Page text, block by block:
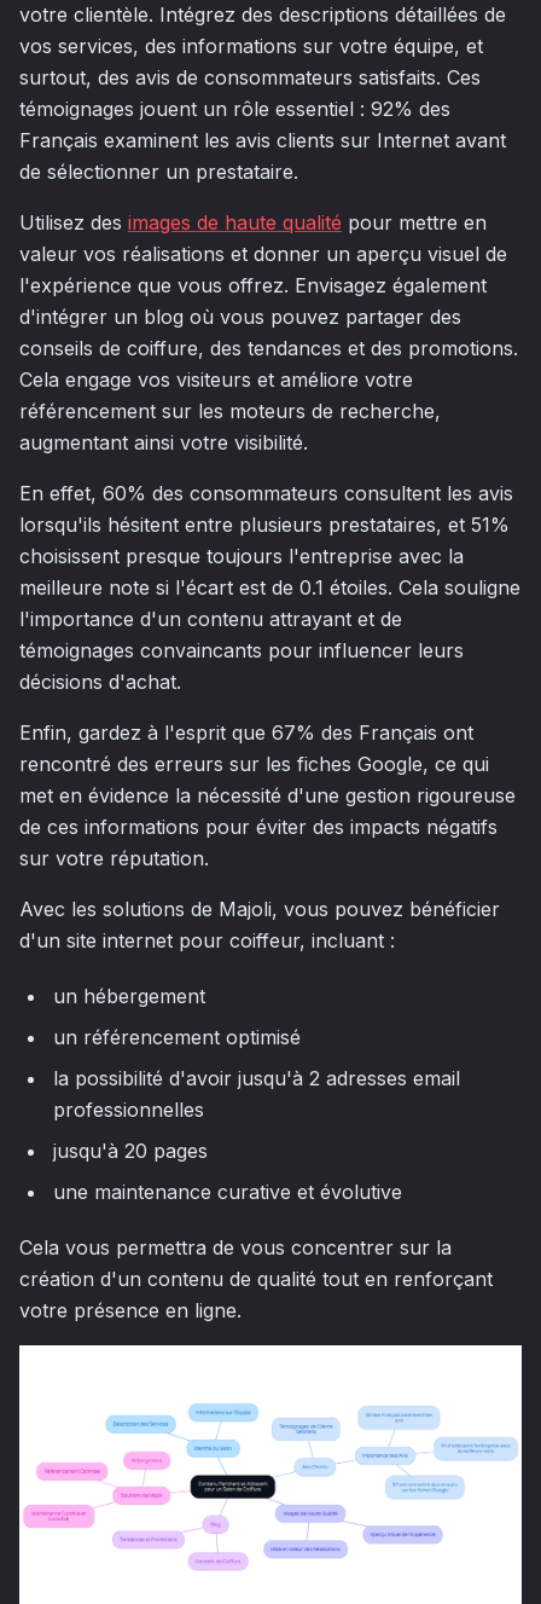
votre clientèle. Intégrez des descriptions détaillées de
vos services, des informations sur votre équipe, et
surtout, des avis de consommateurs satisfaits. Ces
témoignages jouent un rôle essentiel : 92% des
Français examinent les avis clients sur Internet avant
de sélectionner un prestataire.
Utilisez des images de haute qualité pour mettre en
valeur vos réalisations et donner un aperçu visuel de
l'expérience que vous offrez. Envisagez également
d'intégrer un blog où vous pouvez partager des
conseils de coiffure, des tendances et des promotions.
Cela engage vos visiteurs et améliore votre
référencement sur les moteurs de recherche,
augmentant ainsi votre visibilité.
En effet, 60% des consommateurs consultent les avis
lorsqu'ils hésitent entre plusieurs prestataires, et 51%
choisissent presque toujours l'entreprise avec la
meilleure note si l'écart est de 0.1 étoiles. Cela souligne
l'importance d'un contenu attrayant et de
témoignages convaincants pour influencer leurs
décisions d'achat.
Enfin, gardez à l'esprit que 67% des Français ont
rencontré des erreurs sur les fiches Google, ce qui
met en évidence la nécessité d'une gestion rigoureuse
de ces informations pour éviter des impacts négatifs
sur votre réputation.
Avec les solutions de Majoli, vous pouvez bénéficier
d'un site internet pour coiffeur, incluant :
un hébergement
un référencement optimisé
la possibilité d'avoir jusqu'à 2 adresses email
professionnelles
jusqu'à 20 pages
une maintenance curative et évolutive
Cela vous permettra de vous concentrer sur la
création d'un contenu de qualité tout en renforçant
votre présence en ligne.